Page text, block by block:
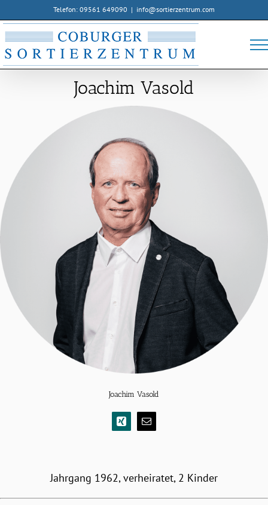
Inhalt
springen
Telefon: 09561 649090 | info@sortierzentrum.com
Joachim Vasold
Joachim Vasold
Jahrgang 1962, verheiratet, 2 Kinder